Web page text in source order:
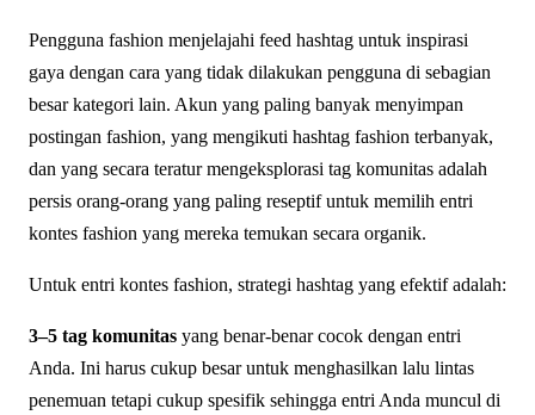
Pengguna fashion menjelajahi feed hashtag untuk inspirasi
gaya dengan cara yang tidak dilakukan pengguna di sebagian
besar kategori lain. Akun yang paling banyak menyimpan
postingan fashion, yang mengikuti hashtag fashion terbanyak,
dan yang secara teratur mengeksplorasi tag komunitas adalah
persis orang-orang yang paling reseptif untuk memilih entri
kontes fashion yang mereka temukan secara organik.
Untuk entri kontes fashion, strategi hashtag yang efektif adalah:
3–5 tag komunitas yang benar-benar cocok dengan entri
Anda. Ini harus cukup besar untuk menghasilkan lalu lintas
penemuan tetapi cukup spesifik sehingga entri Anda muncul di